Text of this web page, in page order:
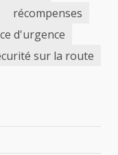
récompenses
d'urgence
sur la route